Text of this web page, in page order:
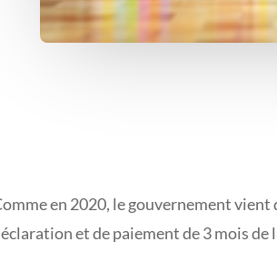
en 2020, le gouvernement
et de paiement de 3 mois